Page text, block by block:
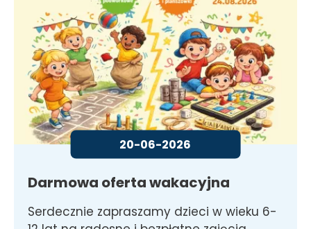
20-06-2026
Darmowa oferta wakacyjna
Serdecznie zapraszamy dzieci w wieku 6-